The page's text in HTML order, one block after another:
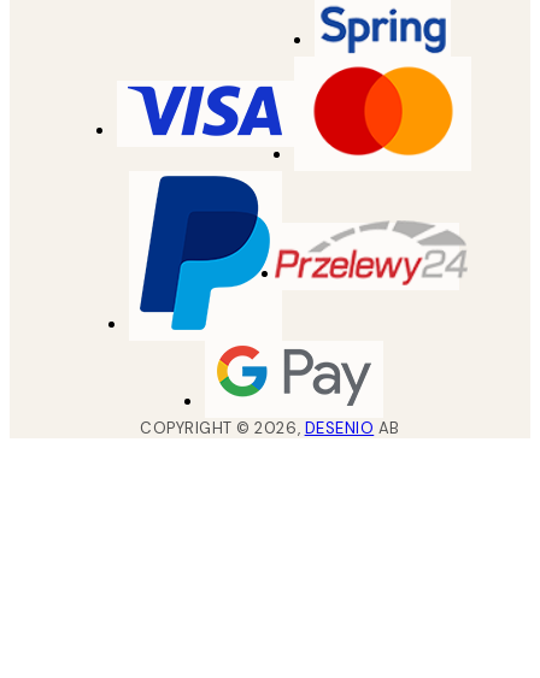
COPYRIGHT ©2026, DESENIO AB